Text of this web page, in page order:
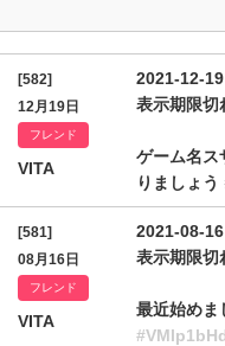
[582]
12月19日
フレンド
VITA
2021-12-
表示期限切
ゲーム名ス
りましょう
[581]
08月16日
フレンド
VITA
2021-08-
表示期限切
最近始めま